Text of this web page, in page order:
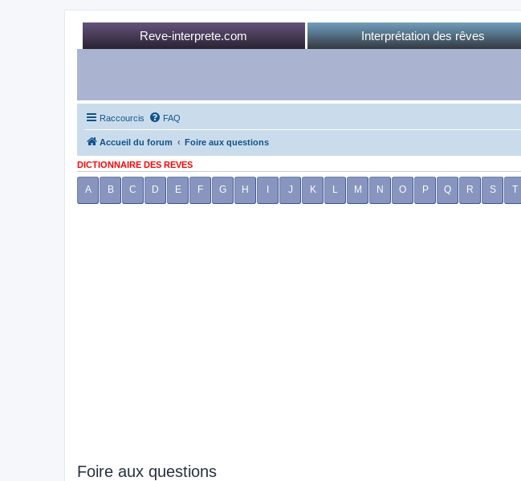
Reve-interprete.com
Interprétation des rêves
Raccourcis FAQ
Accueil du forum Foire aux questions
DICTIONNAIRE DES REVES
A B C D E F G H J K L M N O P Q R S T
Foire aux questions